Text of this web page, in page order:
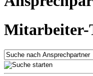
Mitarbeiter-